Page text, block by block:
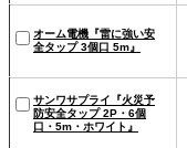
オーム電機『雷に強い安
全タップ 3個口 5m』
サンワサプライ『火災予
防安全タップ 2P・6個
口・5m・ホワイト』